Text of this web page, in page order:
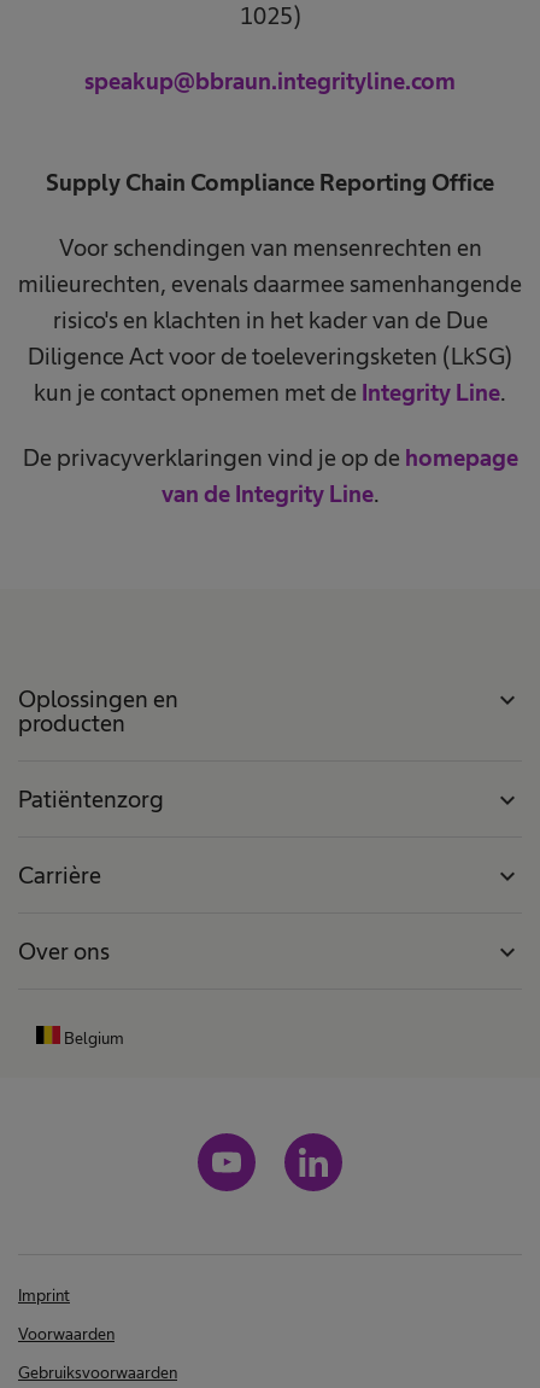
1025)
speakup@bbraun.integrityline.com
Supply Chain Compliance Reporting Office
Voor schendingen van mensenrechten en
milieurechten, evenals daarmee samenhangende
risico's en klachten in het kader van de Due
Diligence Act voor de toeleveringsketen (LkSG)
kun je contact opnemen met de Integrity Line.
De privacyverklaringen vind je op de homepage
van de Integrity Line.
Oplossingen en
producten
expand_more
Patiëntenzorg expand_more
Carrière expand_more
Over ons expand_more
Belgium
Imprint
Voorwaarden
Gebruiksvoorwaarden